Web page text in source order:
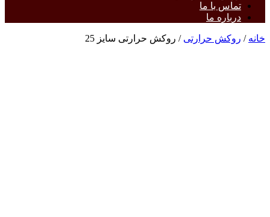
تماس با ما
درباره ما
خانه / روکش حرارتی / روکش حرارتی سایز 25